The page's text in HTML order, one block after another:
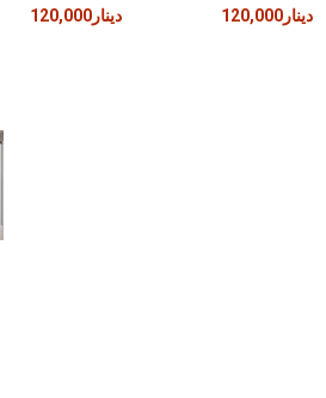
120,000دينار 120,000دينار